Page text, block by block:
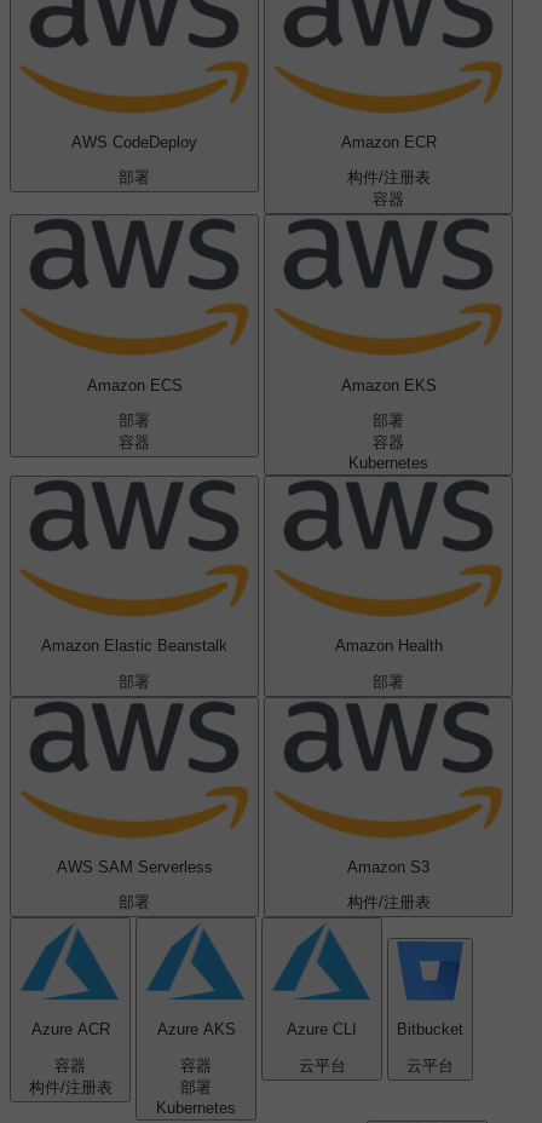
AWS CodeDeploy
部署
Amazon ECR
构件/注册表
容器
Amazon ECS
部署
容器
Amazon EKS
部署
容器
Kubernetes
Amazon Elastic Beanstalk
部署
Amazon Health
部署
AWS SAM Serverless
部署
Amazon S3
构件/注册表
Azure ACR
容器
构件/注册表
Azure AKS
容器
部署
Kubernetes
Azure CLI
云平台
Bitbucket
云平台